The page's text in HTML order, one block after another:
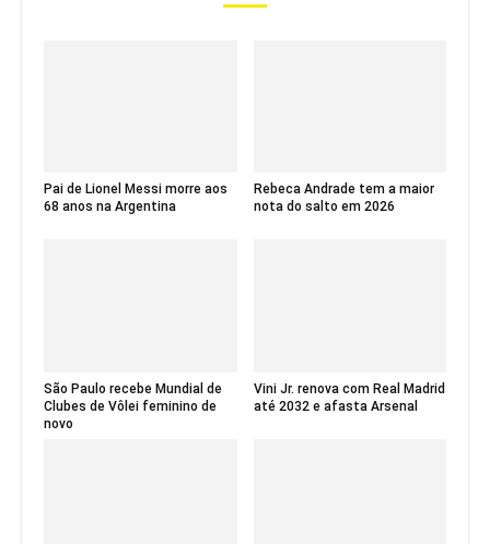
Pai de Lionel Messi morre aos
68 anos na Argentina
Rebeca Andrade tem a maior
nota do salto em 2026
São Paulo recebe Mundial de
Clubes de Vôlei feminino de
novo
Vini Jr. renova com Real Madrid
até 2032 e afasta Arsenal